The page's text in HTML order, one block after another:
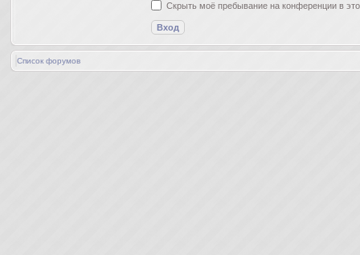
Скрыть моё пребывание на конференции в
Список форумов